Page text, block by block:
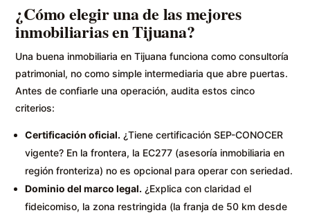
¿Cómo elegir una de las mejores
inmobiliarias en Tijuana?
Una buena inmobiliaria en Tijuana funciona como consultoría
patrimonial, no como simple intermediaria que abre puertas.
Antes de confiarle una operación, audita estos cinco
criterios:
Certificación oficial. ¿Tiene certificación SEP-CONOCER
vigente? En la frontera, la EC277 (asesoría inmobiliaria en
región fronteriza) no es opcional para operar con seriedad.
Dominio del marco legal. ¿Explica con claridad el
fideicomiso, la zona restringida (la franja de 50 km desde